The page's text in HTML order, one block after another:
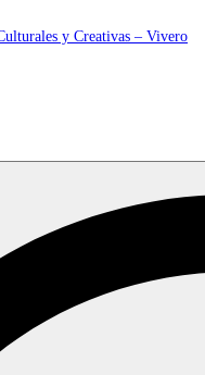
y Creativas – Vivero